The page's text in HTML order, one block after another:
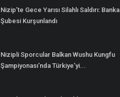
Nizip’te Gece Yarısı Silahlı Saldırı: Banka
Şubesi Kurşunlandı
Nizipli Sporcular Balkan Wushu Kungfu
Şampiyonası’nda Türkiye’yi...